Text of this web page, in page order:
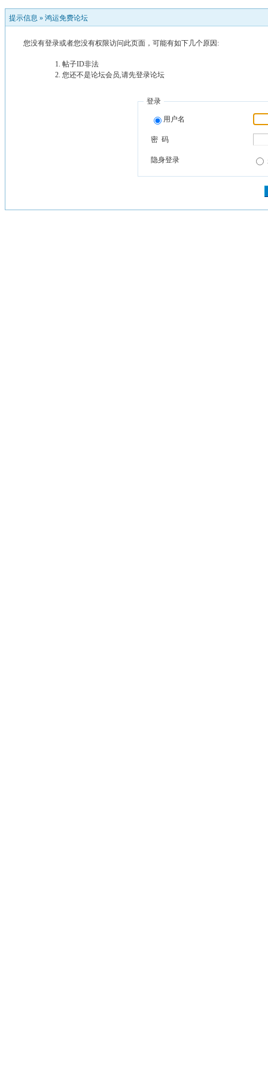
提示信息 » 鸿运免费论坛
您没有登录或者您没有权限访问此页面，可能有如下几个原因:
帖子ID非法
您还不是论坛会员,请先登录论坛
登录
用户名
密 码
隐身登录